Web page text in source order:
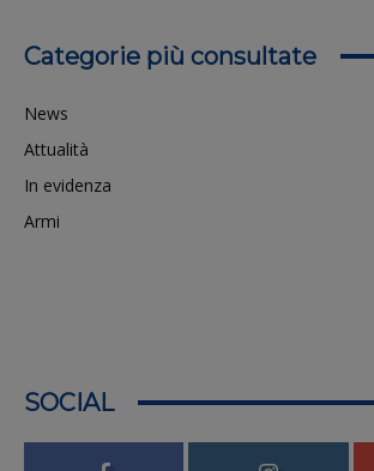
Categorie più consultate
News
Attualità
In evidenza
Armi
SOCIAL